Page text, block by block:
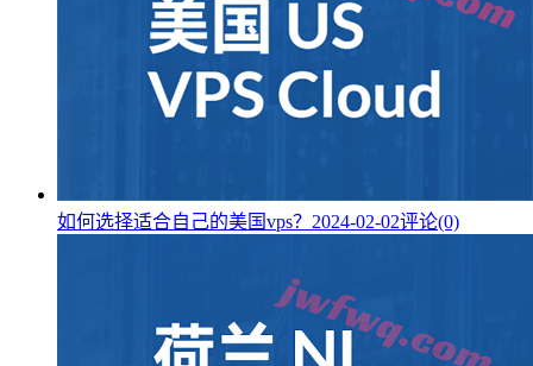
如何选择适合自己的美国vps？ 2024-02-02评论(0)